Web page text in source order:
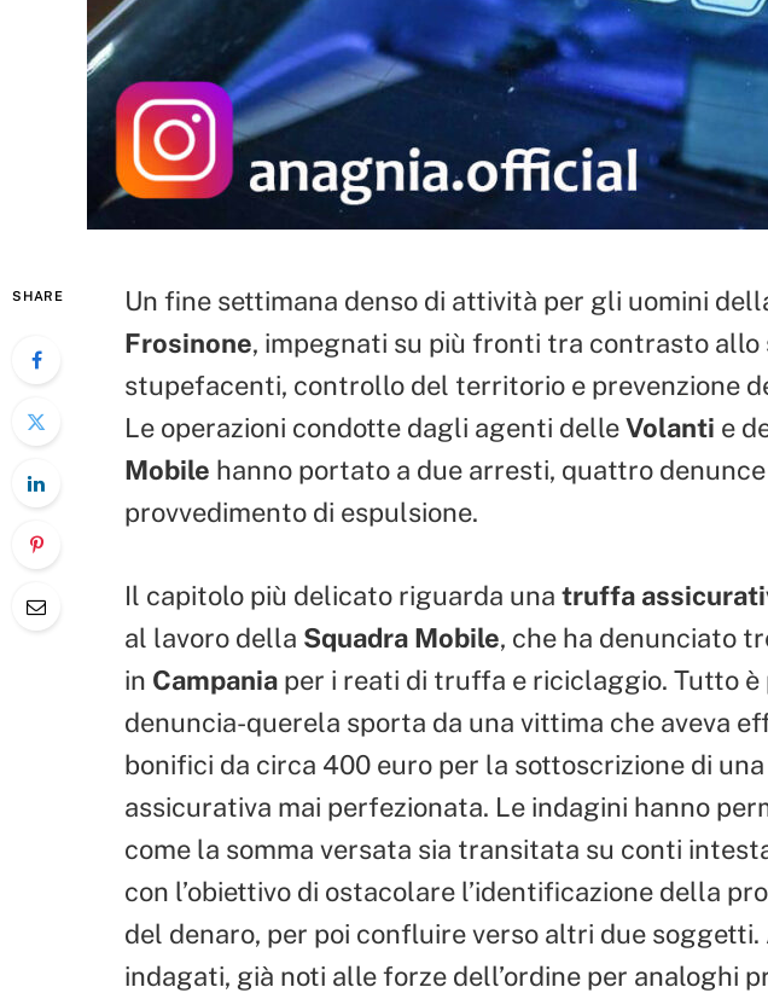
SHARE Un fine settimana denso di attività per gli uomini
Frosinone, impegnati su più fronti tra contrasto allo
stupefacenti, controllo del territorio e prevenzione
Le operazioni condotte dagli agenti delleVolanti e
Mobile hanno portato a due arresti, quattro denunce
provvedimento di espulsione.
Il capitolo più delicato riguarda una truffa
al lavoro della Squadra Mobile, che ha denunciato
in Campania per i reati di truffa e riciclaggio. Tutto è
denuncia-querela sporta da una vittima che aveva
bonifici da circa 400 euro per la sottoscrizione di
assicurativa mai perfezionata. Le indagini hanno
come la somma versata sia transitata su conti
con l’obiettivo di ostacolare l’identificazione della
del denaro, per poi confluire verso altri due
indagati, già noti alle forze dell’ordine per analoghi